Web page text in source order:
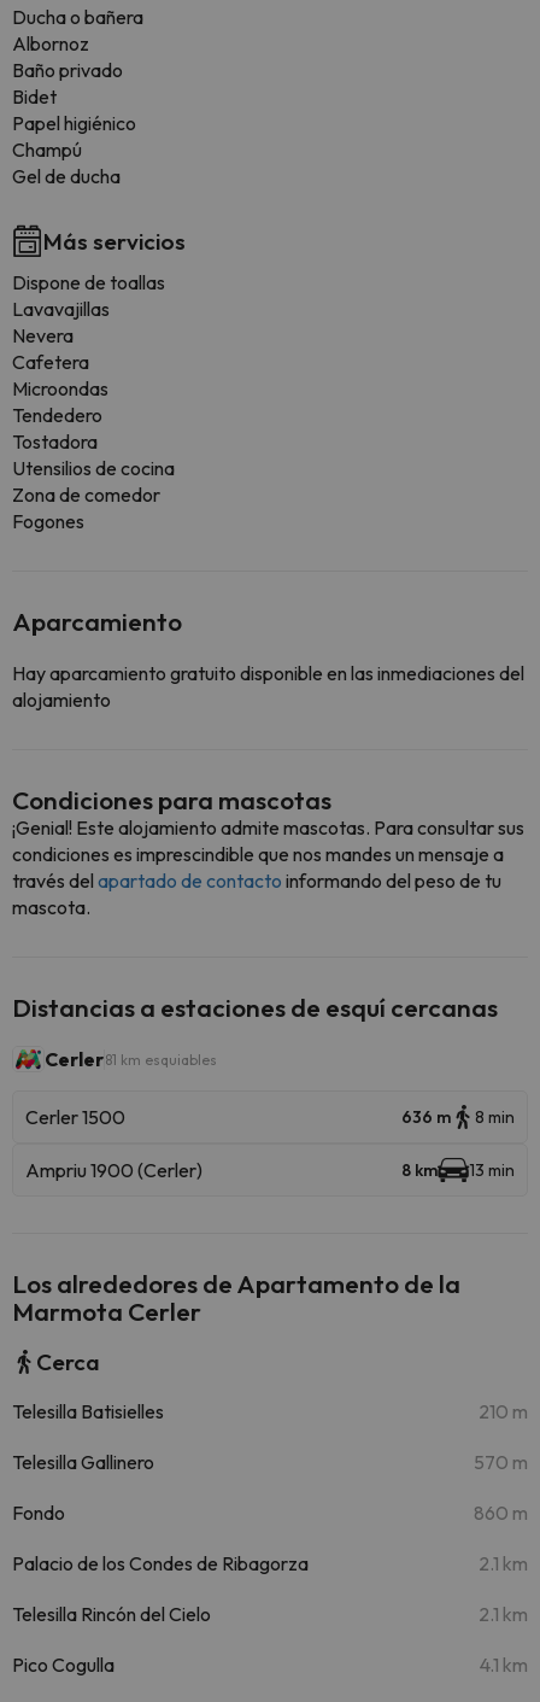
Ducha o bañera
Albornoz
Baño privado
Bidet
Papel higiénico
Champú
Gel de ducha
Más servicios
Dispone de toallas
Lavavajillas
Nevera
Cafetera
Microondas
Tendedero
Tostadora
Utensilios de cocina
Zona de comedor
Fogones
Aparcamiento
Hay aparcamiento gratuito disponible en las inmediaciones del
alojamiento
Condiciones para mascotas
¡Genial! Este alojamiento admite mascotas. Para consultar sus
condiciones es imprescindible que nos mandes un mensaje a
través del apartado de contacto informando del peso de tu
mascota.
Distancias a estaciones de esquí cercanas
Cerler81 km esquiables
Cerler 1500 636 m 8 min
Ampriu 1900 (Cerler) 8 km 13 min
Los alrededores de Apartamento de la
Marmota Cerler
Cerca
Telesilla Batisielles 210 m
Telesilla Gallinero 570 m
Fondo 860 m
Palacio de los Condes de Ribagorza 2.1 km
Telesilla Rincón del Cielo 2.1 km
Pico Cogulla 4.1 km